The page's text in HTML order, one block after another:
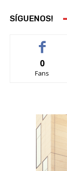
SÍGUENOS!
0
Fans